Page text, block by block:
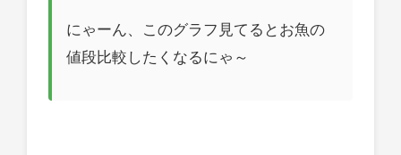
にゃーん、このグラフ見てるとお魚の
値段比較したくなるにゃ～